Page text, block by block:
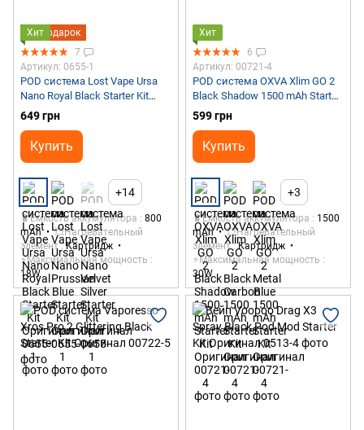
Подарок
Хит
7
Артикул: 0655-1
POD система Lost Vape Ursa
Nano Royal Black Starter Kit
Оригинал
649 грн
Купить
+14
🔋Емкость аккумулятора
800
mAh
💥Нагревательный
элемент Картридж
⚡Максимальная мощность
18W
Хит
6
Артикул: 00721-4
POD система OXVA Xlim GO 2
Black Shadow 1500 mAh Starter
Kit Оригинал
599 грн
Купить
+3
🔋Емкость аккумулятора
1500
mAh
💥Нагревательный
элемент Картридж
⚡Максимальная мощность
30W